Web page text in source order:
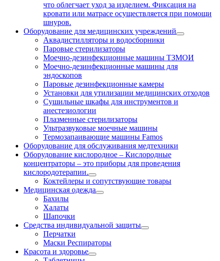
что облегчает уход за изделием. Фиксация на
кровати или матрасе осуществляется при помощи
шнуров.
Оборудование для медицинских учреждений
Аквадистилляторы и водосборники
Паровые стерилизаторы
Моечно-дезинфекционные машины ТЗМОИ
Моечно-дезинфекционные машины для
эндоскопов
Паровые дезинфекционные камеры
Установки для утилизации медицинских отходов
Сушильные шкафы для инструментов и
анестезиологии
Плазменные стерилизаторы
Ультразвуковые моечные машины
Термозапаивающие машины Famos
Оборудование для обслуживания медтехники
Оборудование кислородное – Кислородные
концентраторы – это приборы для проведения
кислородотерапии.
Коктейлеры и сопутствующие товары
Медицинская одежда
Бахилы
Халаты
Шапочки
Средства индивидуальной защиты
Перчатки
Маски Респираторы
Красота и здоровье